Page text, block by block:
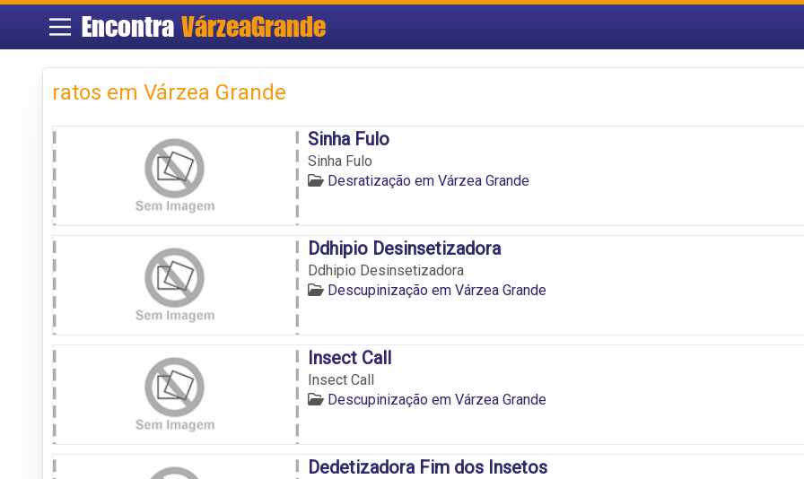
Encontra VárzeaGrande
ratos em Várzea Grande
Sinha Fulo
Sinha Fulo
Desratização em Várzea Grande
Ddhipio Desinsetizadora
Ddhipio Desinsetizadora
Descupinização em Várzea Grande
Insect Call
Insect Call
Descupinização em Várzea Grande
Dedetizadora Fim dos Insetos